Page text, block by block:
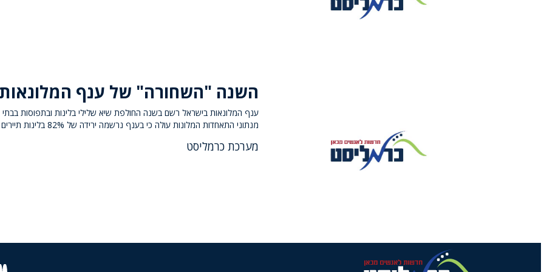
השנה "השחורה" של ענף המלונאות
ענף המלונאות בישראל רשם בשנה החולפת שיא שלילי בלינות ובתפוסות בבתי
מנתוני התאחדות המלונות עולה כי בענף נרשמה ירידה של 82% בלינות תיירים
מערכת כרמליסט